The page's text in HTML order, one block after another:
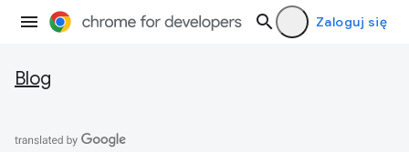
Zaloguj się
Blog